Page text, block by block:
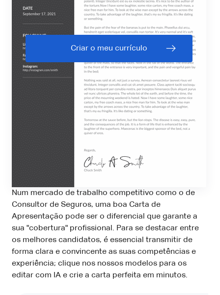
Criar o meu currículo
Num mercado de trabalho competitivo como o de
Consultor de Seguros, uma boa Carta de
Apresentação pode ser o diferencial que garante a
sua "cobertura" profissional. Para se destacar entre
os melhores candidatos, é essencial transmitir de
forma clara e convincente as suas competências e
experiência; clique nos nossos modelos para os
editar com IA e crie a carta perfeita em minutos.